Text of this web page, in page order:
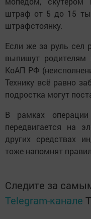
штраф от 5 до 15
штрафстоянку.
Если же за руль сел
выпишут
КоАП РФ
Технику всё равно
подростка могут
В рамках
передвигается на
других средствах
тоже напомнят
Следите за
Telegram-канале